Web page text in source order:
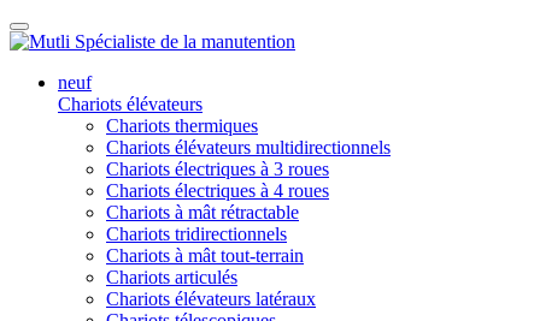
neuf
Chariots élévateurs
Chariots thermiques
Chariots élévateurs multidirectionnels
Chariots électriques à 3 roues
Chariots électriques à 4 roues
Chariots à mât rétractable
Chariots tridirectionnels
Chariots à mât tout-terrain
Chariots articulés
Chariots élévateurs latéraux